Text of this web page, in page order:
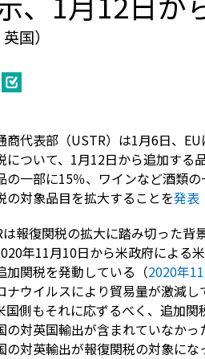
国）
商代表部（USTR）は1月6日、
について、1月12日から追加する
の一部に15％、ワインなど酒類
の対象品目を拡大することを発表
は報復関税の拡大に踏み切った背
年11月10日から米政府による
加関税を発動している（2020年
ナウイルスにより貿易量が激減
国側もそれに応ずるべく、追加
の対英国輸出が含まれていなか
の対英輸出が報復関税の対象にな